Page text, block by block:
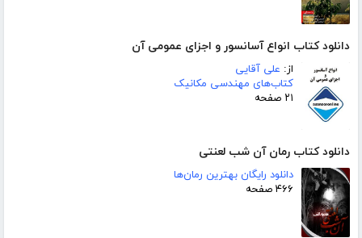
دانلود کتاب انواع آسانسور و اجزای عمومی آن
از: علی آقایی
کتاب‌های مهندسی مکانیک
۲۱ صفحه
دانلود کتاب رمان آن شب لعنتی
دانلود رایگان بهترین رمان‌ها
۴۶۶ صفحه